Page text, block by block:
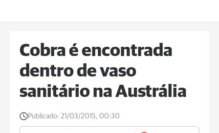
Cobra é encontrada
dentro de vaso
sanitário na Austrália
Publicado: 21/03/2015, 00:30